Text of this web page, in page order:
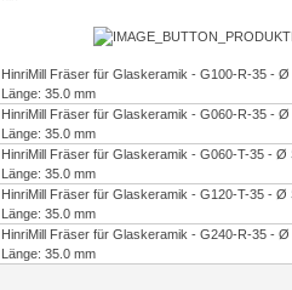
HinriMill Fräser für Glaskeramik - G100-R-35 - Ø
Länge: 35.0 mm
HinriMill Fräser für Glaskeramik - G060-R-35 - Ø
Länge: 35.0 mm
HinriMill Fräser für Glaskeramik - G060-T-35 - Ø
Länge: 35.0 mm
HinriMill Fräser für Glaskeramik - G120-T-35 - Ø
Länge: 35.0 mm
HinriMill Fräser für Glaskeramik - G240-R-35 - Ø
Länge: 35.0 mm